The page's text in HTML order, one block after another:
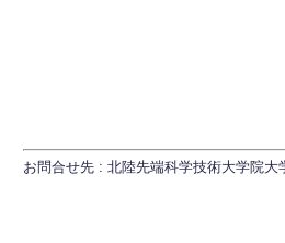
お問合せ先 : 北陸先端科学技術大学院